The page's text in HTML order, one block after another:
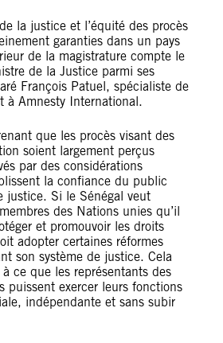
la justice et l’équité des procès
garanties dans un pays
de la magistrature compte le
de la Justice parmi ses
François Patuel, spécialiste de
à Amnesty International.
que les procès visant des
soient largement perçus
par des considérations
la confiance du public
justice. Si le Sénégal veut
des Nations unies qu’il
et promouvoir les droits
adopter certaines réformes
son système de justice. Cela
ce que les représentants des
puissent exercer leurs fonctions
indépendante et sans subir